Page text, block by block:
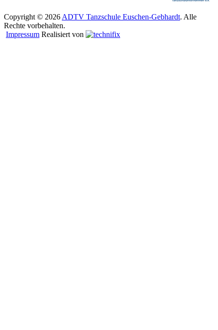
Copyright © 2026 ADTV Tanzschule Euschen-Gebhardt. Alle
Rechte vorbehalten.
Impressum Realisiert von